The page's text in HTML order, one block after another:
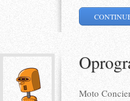
Moto